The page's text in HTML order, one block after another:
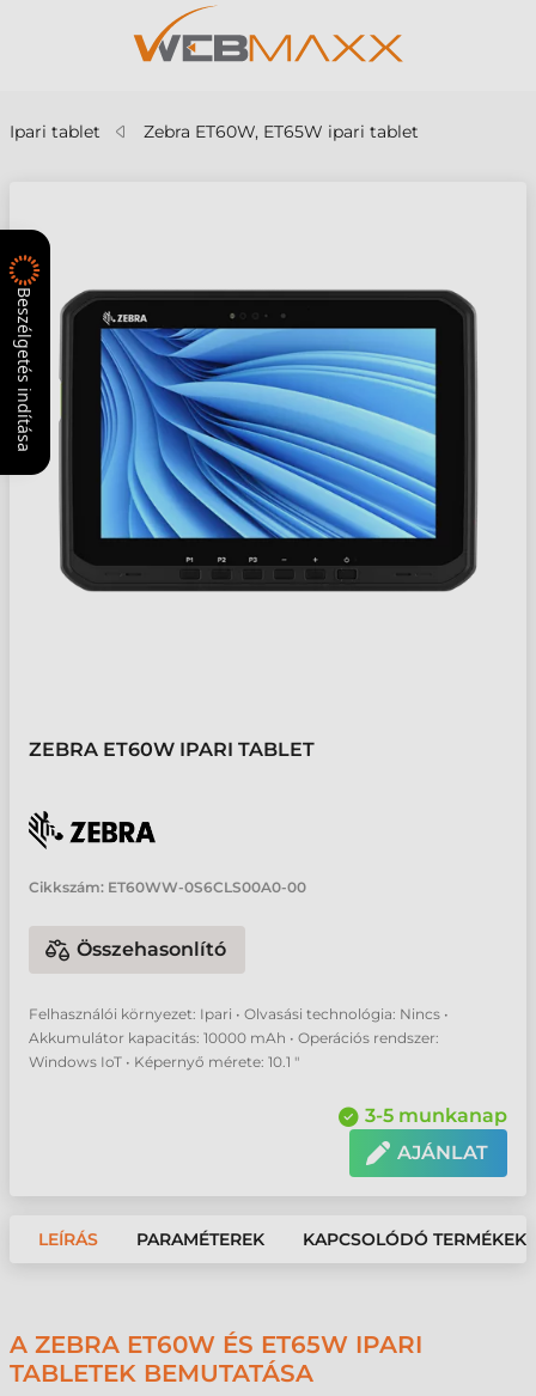
Ipari tablet Zebra ET60W, ET65W ipari tablet
ZEBRA ET60W IPARI TABLET
Cikkszám: ET60WW-0S6CLS00A0-00
Összehasonlító
Felhasználói környezet: Ipari • Olvasási technológia: Nincs •
Akkumulátor kapacitás: 10000 mAh • Operációs rendszer:
Windows IoT • Képernyő mérete: 10.1 "
3-5 munkanap
AJÁNLAT
LEÍRÁS PARAMÉTEREK KAPCSOLÓDÓ TERMÉKEK
A ZEBRA ET60W ÉS ET65W IPARI
TABLETEK BEMUTATÁSA
Beszélgetés indítása